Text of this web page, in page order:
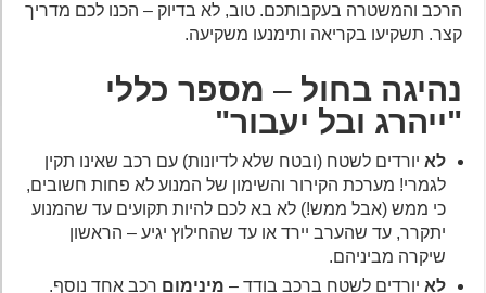
הרכב והמשטרה בעקבותכם. טוב, לא בדיוק – הכנו לכם מדריך
קצר. תשקיעו בקריאה ותימנעו משקיעה.
נהיגה בחול–מספר כללי
"ייהרג ובל יעבור"
לאיורדים לשטח (ובטח שלא לדיונות) עם רכב שאינו תקין
לגמרי! מערכת הקירור והשימון של המנוע לא פחות חשובים,
כי ממש (אבל ממש!) לא בא לכם להיות תקועים עד שהמנוע
יתקרר, עד שהערב יירד או עד שהחילוץ יגיע – הראשון
שיקרה מביניהם.
לאיורדים לשטח ברכב בודד – מינימוםרכב אחד נוסף.